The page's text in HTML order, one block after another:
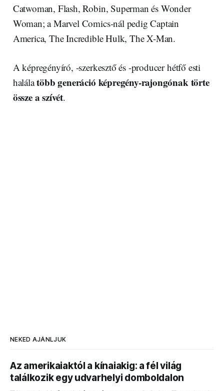
Catwoman, Flash, Robin, Superman és Wonder
Woman; a Marvel Comics-nál pedig Captain
America, The Incredible Hulk, The X-Man.
A képregényíró, -szerkesztő és -producer hétfő esti
halálatöbb generáció képregény-rajongónak törte
össze a szívét.
NEKED AJÁNLJUK
Az amerikaiaktól a kínaiakig: a fél világ
találkozik egy udvarhelyi domboldalon